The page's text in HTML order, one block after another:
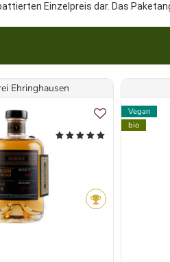
Einzelpreis dar. Das
Ehringhausen
Vegan
bio